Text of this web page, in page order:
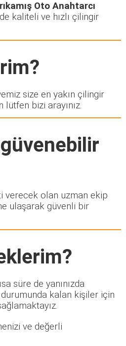
Oto Anahtarcı
kaliteli ve hızlı çilingir
size en yakın çilingir
bizi arayınız.
verecek olan uzman ekip
ulaşarak güvenli bir
süre de yanınızda
kalan kişiler için
ve değerli